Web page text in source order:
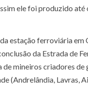
ele foi produzido até
estação ferroviária em
da Estrada de
de mineiros criadores de
(Andrelândia, Lavras,